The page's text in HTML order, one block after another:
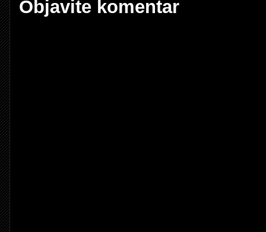
Objavite komentar